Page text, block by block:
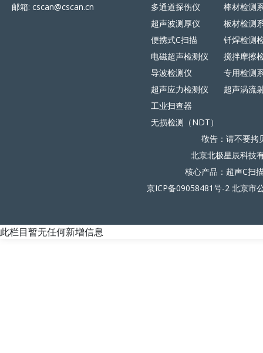
邮箱: cscan@cscan.cn
多通道探伤仪
超声波测厚仪
便携式C扫描
电磁超声检测仪
导波检测仪
超声应力检测仪
工业扫查器
无损检测（NDT）
棒材检测
板材检测
钎焊检测
搅拌摩擦
专用检测
超声涡流
敬告：请不要拷
北京北极星辰科技
核心产品：超声C扫
京ICP备09058481号-2 北京市
此栏目暂无任何新增信息